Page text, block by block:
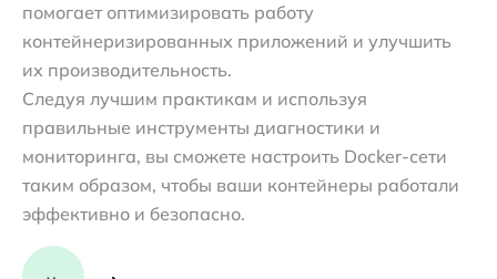
помогает оптимизировать работу
контейнеризированных приложений и улучшить
их производительность.
Следуя лучшим практикам и используя
правильные инструменты диагностики и
мониторинга, вы сможете настроить Docker-сети
таким образом, чтобы ваши контейнеры работали
эффективно и безопасно.